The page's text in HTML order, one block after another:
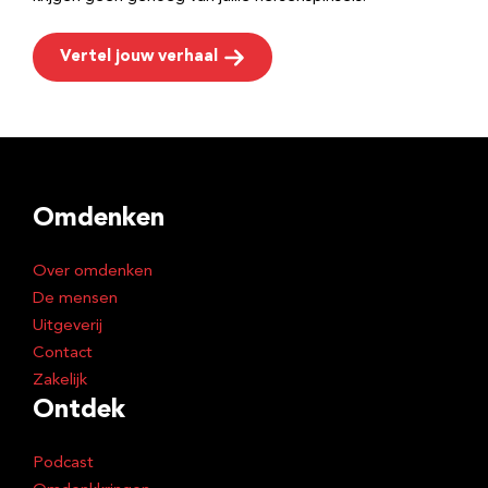
Vertel jouw verhaal
Omdenken
Over omdenken
De mensen
Uitgeverij
Contact
Zakelijk
Ontdek
Podcast